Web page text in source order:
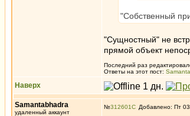
"Собственный
"Сущностный" не
прямой объект
Последний раз
Ответы на этот пост:
Наверх
Samantabhadra
удаленный аккаунт
№312601 Добавлено: Пт